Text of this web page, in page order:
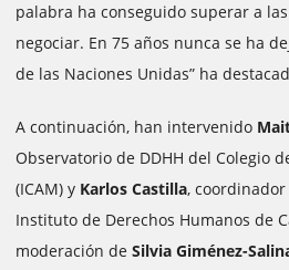
palabra ha conseguido superar a
negociar. En 75 años nunca se ha
de las Naciones Unidas” ha
A continuación, han intervenido
Observatorio de DDHH del Colegio
(ICAM) y Karlos Castilla,
Instituto de Derechos Humanos de
moderación de Silvia Giménez-